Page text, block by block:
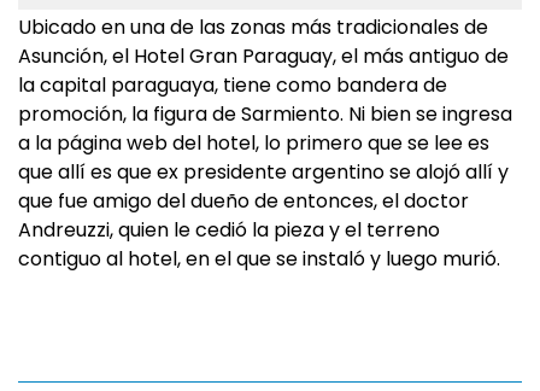
Ubicado en una de las zonas más tradicionales de
Asunción, el Hotel Gran Paraguay, el más antiguo de
la capital paraguaya, tiene como bandera de
promoción, la figura de Sarmiento. Ni bien se ingresa
a la página web del hotel, lo primero que se lee es
que allí es que ex presidente argentino se alojó allí y
que fue amigo del dueño de entonces, el doctor
Andreuzzi, quien le cedió la pieza y el terreno
contiguo al hotel, en el que se instaló y luego murió.